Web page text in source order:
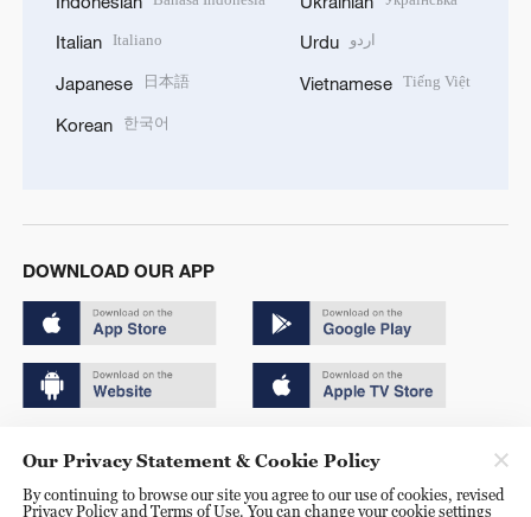
Italian Italiano
Japanese 日本語
Korean 한국어
Urdu اردو
Vietnamese Tiếng Việt
DOWNLOAD OUR APP
京ICP备20000184号
Our Privacy Statement & Cookie Policy
By continuing to browse our site you agree to our use of cookies, revised
Privacy Policy and Terms of Use. You can change your cookie settings